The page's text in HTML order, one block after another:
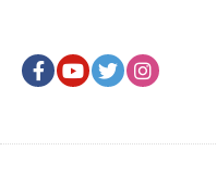
FacebookYoutubeTwitter